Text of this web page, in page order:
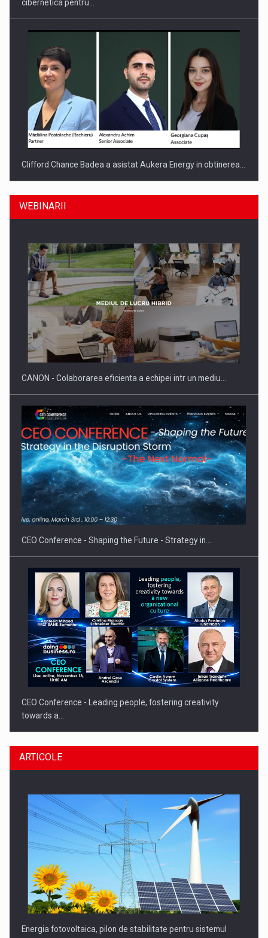
cibernetica pentru…
Clifford Chance Badea a asistat Aukera Energy in obtinerea…
SAPTE PERSONALITATI DIN MEDIUL DE AFACERI, ACADEMIC
SI INSTITUTIONAL…
Hard Enduro Piatra Craiului 2026, fueled by benzinariile RO…
WEBINARII
CANON - Colaborarea eficienta a echipei intr un mediu…
CEO Conference - Shaping the Future - Strategy in…
CEO Conference - Leading people, fostering creativity
towards a…
CEO Conference - Shaping The Future - Technology and…
ARTICOLE
Energia fotovoltaica, pilon de stabilitate pentru sistemul